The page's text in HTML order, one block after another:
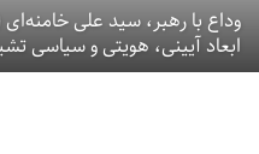
وداع با رهبر، سید علی خامنه‌ای
ابعاد آیینی، هویتی و سیاسی